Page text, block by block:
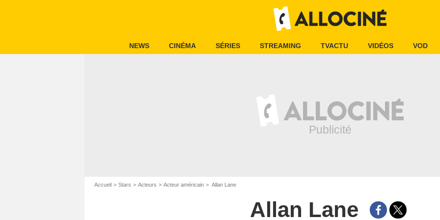
NEWS CINÉMA SÉRIES STREAMING TVACTU VIDÉOS VOD
Accueil Stars Acteurs Acteur américain Allan Lane
Allan Lane